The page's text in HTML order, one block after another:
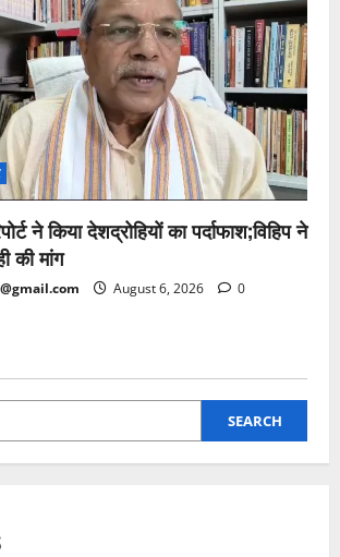
ने किया देशद्रोहियों का पर्दाफाश;विहिप ने
की मांग
August 6, 2026 0
SEARCH